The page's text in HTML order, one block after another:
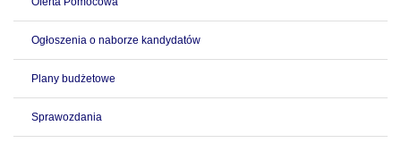
Ogłoszenia o naborze kandydatów
Plany budżetowe
Sprawozdania